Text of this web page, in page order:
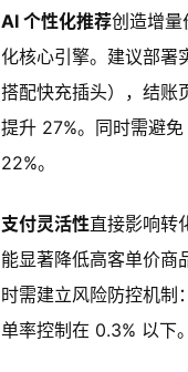
AI 个性化推荐创造增量
化核心引擎。建议部署
搭配快充插头），结账
提升 27%。同时需避
22%。
支付灵活性直接影响转
能显著降低高客单价
时需建立风险防控机制
单率控制在 0.3% 以下。